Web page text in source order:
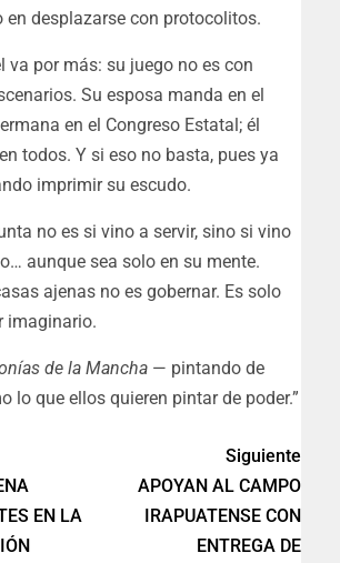
en desplazarse con protocolitos.
va por más: su juego no es con
Su esposa manda en el
en el Congreso Estatal; él
todos. Y si eso no basta, pues ya
imprimir su escudo.
no es si vino a servir, sino si vino
aunque sea solo en su mente.
ajenas no es gobernar. Es solo
imaginario.
de la Mancha — pintando de
lo que ellos quieren pintar de poder.”
EN LA
Siguiente
APOYAN AL CAMPO
IRAPUATENSE CON
ENTREGA DE